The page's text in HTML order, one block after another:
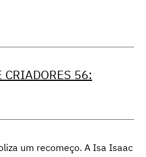
CRIADORES 56:
um recomeço. A Isa Isaac